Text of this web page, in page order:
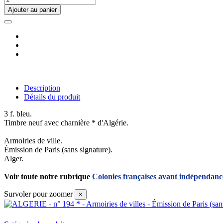
Ajouter au panier
Description
Détails du produit
3 f. bleu.
Timbre neuf avec charnière * d'Algérie.
Armoiries de ville.
Émission de Paris (sans signature).
Alger.
Voir toute notre rubrique Colonies françaises avant
Survoler pour zoomer ×